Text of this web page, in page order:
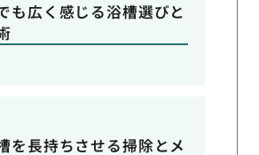
も広く感じる浴槽選びと
を長持ちさせる掃除とメ